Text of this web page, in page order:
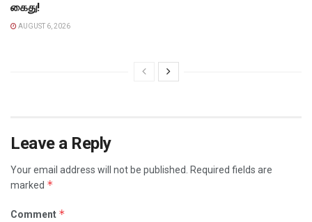
கைது!
AUGUST 6, 2026
Leave a Reply
Your email address will not be published. Required fields are
marked *
Comment *